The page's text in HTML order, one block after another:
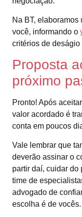
Na BT,
você, informando o
critérios de
Proposta
próximo
Pronto! Após
valor acordado é
conta em poucos
Vale lembrar que
deverão assinar o
partir daí, cuidar do
time de
advogado de
escolha é de